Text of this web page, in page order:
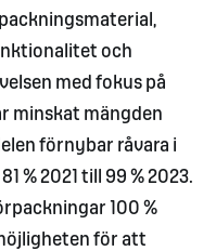
och
med fokus på
minskat mängden
förnybar råvara i
% 2021 till 99 % 2023.
100 %
för att